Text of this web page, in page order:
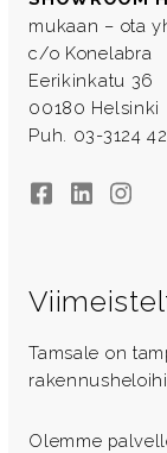
mukaan – ota
c/o Konelabra
Eerikinkatu 36
00180 Helsinki
Puh. 03-3124
FacebookLinkedIn
Tamsale on
Olemme